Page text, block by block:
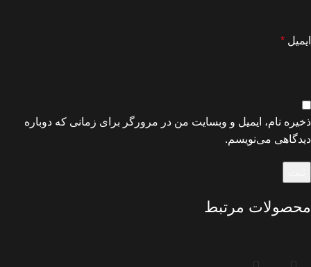
ایمیل *
ذخیره نام، ایمیل و وبسایت من در مرورگر برای زمانی که دوباره
دیدگاهی می‌نویسم.
محصولات مرتبط